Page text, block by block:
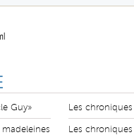
Guy» Les
Les